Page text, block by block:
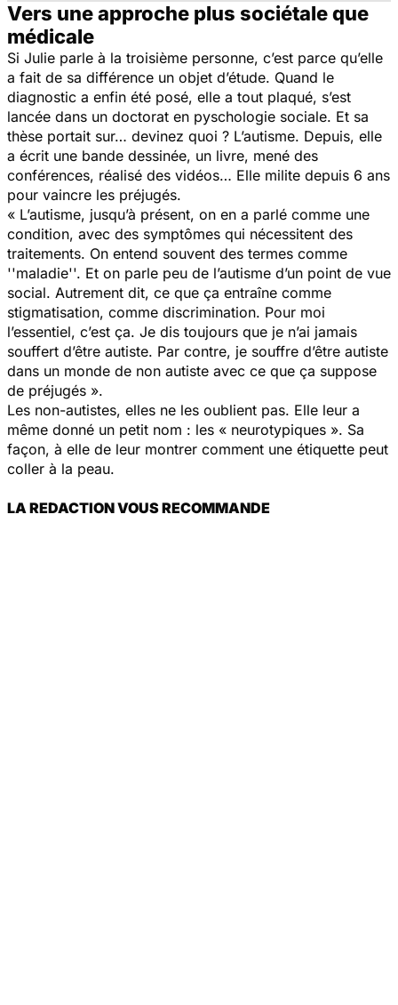
Vers une approche plus sociétale que
médicale
Si Julie parle à la troisième personne, c’est parce qu’elle
a fait de sa différence un objet d’étude. Quand le
diagnostic a enfin été posé, elle a tout plaqué, s’est
lancée dans un doctorat en pyschologie sociale. Et sa
thèse portait sur… devinez quoi ? L’autisme. Depuis, elle
a écrit une bande dessinée, un livre, mené des
conférences, réalisé des vidéos… Elle milite depuis 6 ans
pour vaincre les préjugés.
« L’autisme, jusqu’à présent, on en a parlé comme une
condition, avec des symptômes qui nécessitent des
traitements. On entend souvent des termes comme
''maladie''. Et on parle peu de l’autisme d’un point de vue
social. Autrement dit, ce que ça entraîne comme
stigmatisation, comme discrimination. Pour moi
l’essentiel, c’est ça. Je dis toujours que je n’ai jamais
souffert d’être autiste. Par contre, je souffre d’être autiste
dans un monde de non autiste avec ce que ça suppose
de préjugés ».
Les non-autistes, elles ne les oublient pas. Elle leur a
même donné un petit nom : les « neurotypiques ». Sa
façon, à elle de leur montrer comment une étiquette peut
coller à la peau.
LA REDACTION VOUS RECOMMANDE